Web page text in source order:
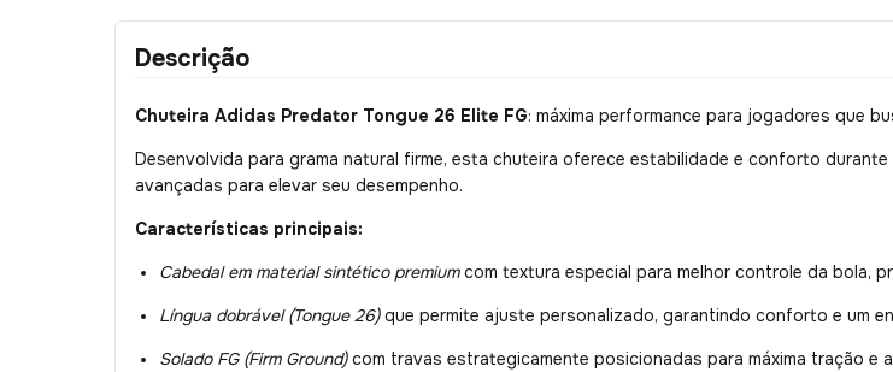
Descrição
Chuteira Adidas Predator Tongue 26 Elite FG: máxima performance para jogadores que
Desenvolvida para grama natural firme, esta chuteira oferece estabilidade e conforto
avançadas para elevar seu desempenho.
Características principais:
Cabedal em material sintético premiumcom textura especial para melhor controle da bola,
Língua dobrável (Tongue 26)que permite ajuste personalizado, garantindo conforto e um
Solado FG (Firm Ground)com travas estrategicamente posicionadas para máxima tração e